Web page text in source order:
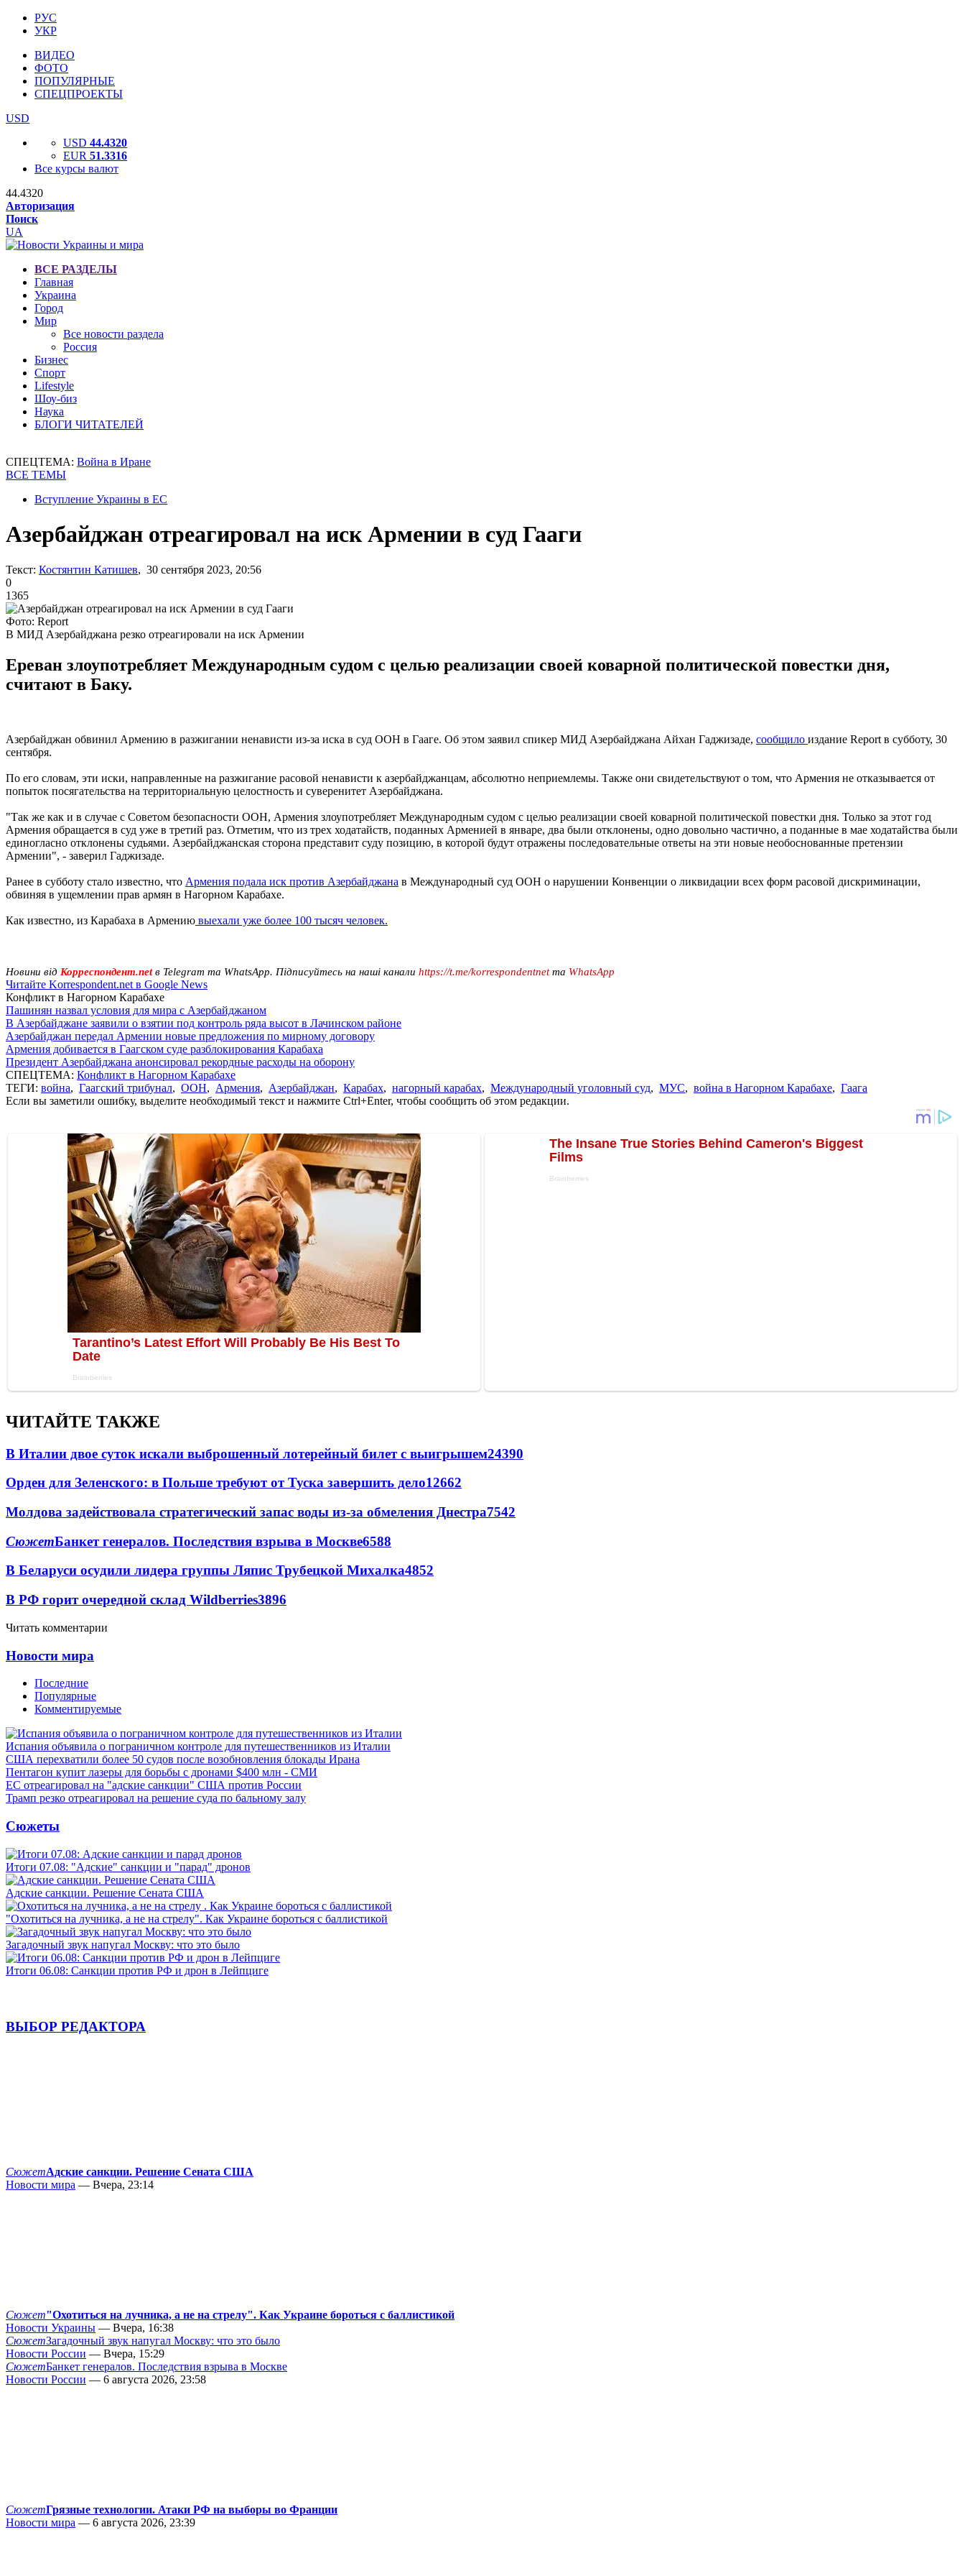
РУС
УКР
ВИДЕО
ФОТО
ПОПУЛЯРНЫЕ
СПЕЦПРОЕКТЫ
USD
USD 44.4320
EUR 51.3316
Все курсы валют
44.4320
Авторизация
Поиск
UA
ВСЕ РАЗДЕЛЫ
Главная
Украина
Город
Мир
Все новости раздела
Россия
Бизнес
Спорт
Lifestyle
Шоу-биз
Наука
БЛОГИ ЧИТАТЕЛЕЙ
СПЕЦТЕМА: Война в Иране
ВСЕ ТЕМЫ
Вступление Украины в ЕС
Азербайджан отреагировал на иск Армении в суд Гааги
Текст: Костянтин Катишев, 30 сентября 2023, 20:56
0
1365
Фото: Report
В МИД Азербайджана резко отреагировали на иск Армении
Ереван злоупотребляет Международным судом с целью реализации своей коварной политической повестки дня,
считают в Баку.
Азербайджан обвинил Армению в разжигании ненависти из-за иска в суд ООН в Гааге. Об этом заявил спикер МИД Азербайджана Айхан Гаджизаде, сообщило издание Report в субботу, 30
сентября.
По его словам, эти иски, направленные на разжигание расовой ненависти к азербайджанцам, абсолютно неприемлемы. Также они свидетельствуют о том, что Армения не отказывается от
попыток посягательства на территориальную целостность и суверенитет Азербайджана.
"Так же как и в случае с Советом безопасности ООН, Армения злоупотребляет Международным судом с целью реализации своей коварной политической повестки дня. Только за этот год
Армения обращается в суд уже в третий раз. Отметим, что из трех ходатайств, поданных Арменией в январе, два были отклонены, одно довольно частично, а поданные в мае ходатайства были
единогласно отклонены судьями. Азербайджанская сторона представит суду позицию, в которой будут отражены последовательные ответы на эти новые необоснованные претензии
Армении", - заверил Гаджизаде.
Ранее в субботу стало известно, что Армения подала иск против Азербайджана в Международный суд ООН о нарушении Конвенции о ликвидации всех форм расовой дискриминации,
обвиняя в ущемлении прав армян в Нагорном Карабахе.
Как известно, из Карабаха в Армению выехали уже более 100 тысяч человек.
Новини від Корреспондент.netв Telegram та WhatsApp. Підписуйтесь на наші канали https://t.me/korrespondentnetта WhatsApp
Читайте Korrespondent.net в Google News
Конфликт в Нагорном Карабахе
Пашинян назвал условия для мира с Азербайджаном
В Азербайджане заявили о взятии под контроль ряда высот в Лачинском районе
Азербайджан передал Армении новые предложения по мирному договору
Армения добивается в Гаагском суде разблокирования Карабаха
Президент Азербайджана анонсировал рекордные расходы на оборону
СПЕЦТЕМА: Конфликт в Нагорном Карабахе
ТЕГИ: война, Гаагский трибунал, ООН, Армения, Азербайджан, Карабах, нагорный карабах, Международный уголовный суд, МУС, война в Нагорном Карабахе, Гаага
Если вы заметили ошибку, выделите необходимый текст и нажмите Ctrl+Enter, чтобы сообщить об этом редакции.
ЧИТАЙТЕ ТАКЖЕ
В Италии двое суток искали выброшенный лотерейный билет с выигрышем24390
Орден для Зеленского: в Польше требуют от Туска завершить дело12662
Молдова задействовала стратегический запас воды из-за обмеления Днестра7542
СюжетБанкет генералов. Последствия взрыва в Москве6588
В Беларуси осудили лидера группы Ляпис Трубецкой Михалка4852
В РФ горит очередной склад Wildberries3896
Читать комментарии
Новости мира
Последние
Популярные
Комментируемые
Испания объявила о пограничном контроле для путешественников из Италии
США перехватили более 50 судов после возобновления блокады Ирана
Пентагон купит лазеры для борьбы с дронами $400 млн - СМИ
ЕС отреагировал на "адские санкции" США против России
Трамп резко отреагировал на решение суда по бальному залу
Сюжеты
Итоги 07.08: "Адские" санкции и "парад" дронов
Адские санкции. Решение Сената США
"Охотиться на лучника, а не на стрелу". Как Украине бороться с баллистикой
Загадочный звук напугал Москву: что это было
Итоги 06.08: Санкции против РФ и дрон в Лейпциге
ВЫБОР РЕДАКТОРА
СюжетАдские санкции. Решение Сената США
Новости мира — Вчера, 23:14
Сюжет"Охотиться на лучника, а не на стрелу". Как Украине бороться с баллистикой
Новости Украины — Вчера, 16:38
СюжетЗагадочный звук напугал Москву: что это было
Новости России — Вчера, 15:29
СюжетБанкет генералов. Последствия взрыва в Москве
Новости России — 6 августа 2026, 23:58
СюжетГрязные технологии. Атаки РФ на выборы во Франции
Новости мира — 6 августа 2026, 23:39